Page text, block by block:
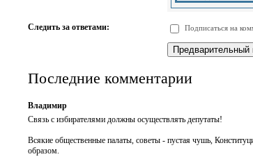
-
-
-
-
Следить за ответами: Подписаться на
Последние комментарии
Владимир
Связь с избирателями должны осуществлять депутаты!
Всякие общественные палаты, советы - пустая чушь,
образом.